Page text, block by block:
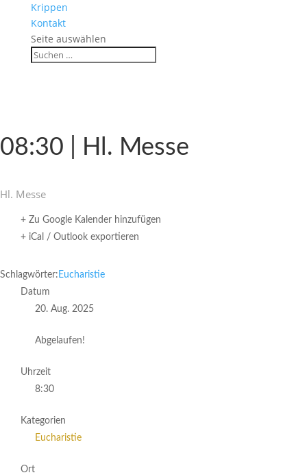
Krippen
Kontakt
Seite auswählen
08:30 | Hl. Messe
Hl. Messe
+ Zu Google Kalender hinzufügen
+ iCal / Outlook exportieren
Schlagwörter: Eucharistie
Datum
20. Aug. 2025
Abgelaufen!
Uhrzeit
8:30
Kategorien
Eucharistie
Ort